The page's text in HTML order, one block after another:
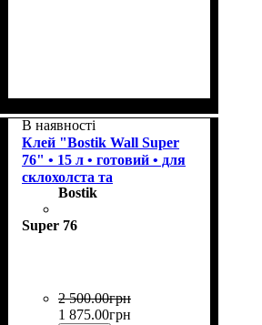
В наявності
Клей "Bostik Wall Super
76" • 15 л • готовий • для
склохолста та
склошпалер
Bostik
Super 76
2 500.00грн
1 875.00грн